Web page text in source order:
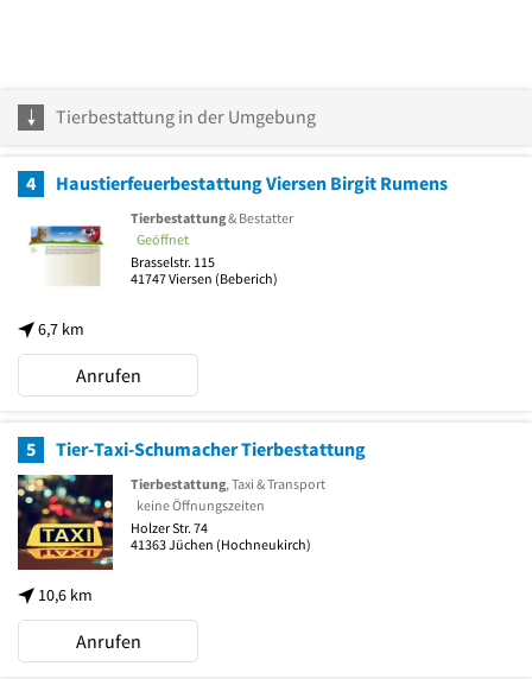
Tierbestattung in der Umgebung
4 Haustierfeuerbestattung Viersen Birgit Rumens
6,7 km
Tierbestattung& Bestatter
Geöffnet
Brasselstr. 115
41747Viersen (Beberich)
Anrufen
5 Tier-Taxi-Schumacher Tierbestattung
10,6 km
Tierbestattung, Taxi & Transport
keine Öffnungszeiten
Holzer Str. 74
41363Jüchen (Hochneukirch)
Anrufen